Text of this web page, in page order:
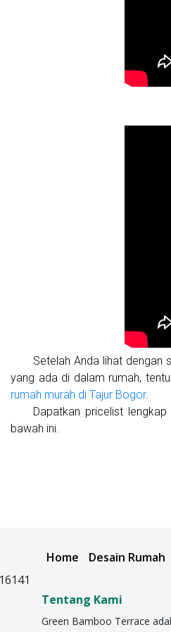
Setelah Anda lihat dengan
yang ada di dalam rumah,
rumah murah di Tajur Bogor.
Dapatkan pricelist
bawah ini.
Home Desain Rumah
Tentang Kami
Green Bamboo Terrace